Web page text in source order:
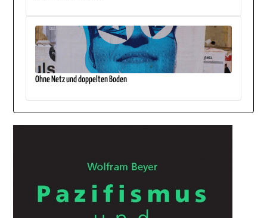
Ohne Netz und doppelten Boden